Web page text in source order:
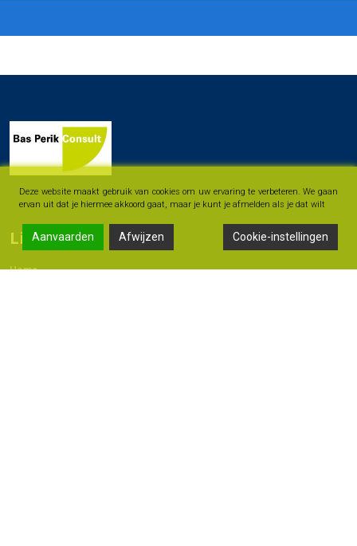
Links
Home
Deze website maakt gebruik van cookies om uw ervaring te verbeteren. We gaan
ervan uit dat je hiermee akkoord gaat, maar je kunt je afmelden als je dat wilt
Aanvaarden Afwijzen Cookie-instellingen